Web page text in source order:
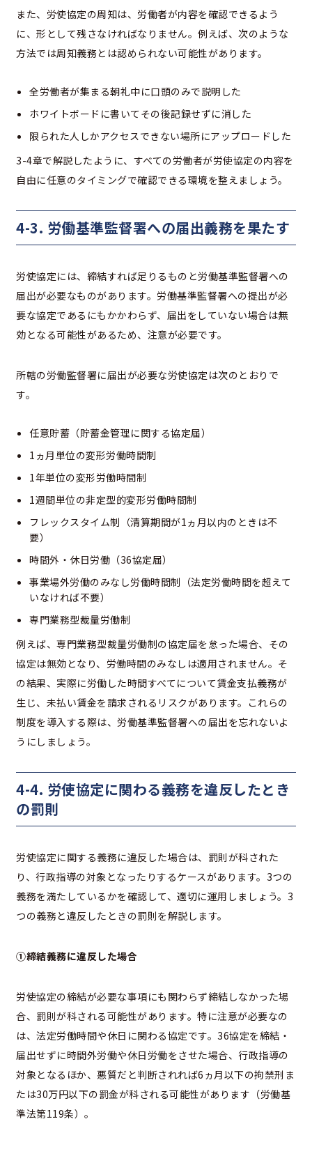
また、労使協定の周知は、労働者が内容を確認できるよう
に、形として残さなければなりません。例えば、次のような
方法では周知義務とは認められない可能性があります。
全労働者が集まる朝礼中に口頭のみで説明した
ホワイトボードに書いてその後記録せずに消した
限られた人しかアクセスできない場所にアップロードした
3-4章で解説したように、すべての労働者が労使協定の内容を
自由に任意のタイミングで確認できる環境を整えましょう。
4-3. 労働基準監督署への届出義務を果たす
労使協定には、締結すれば足りるものと労働基準監督署への
届出が必要なものがあります。労働基準監督署への提出が必
要な協定であるにもかかわらず、届出をしていない場合は無
効となる可能性があるため、注意が必要です。
所轄の労働監督署に届出が必要な労使協定は次のとおりで
す。
任意貯蓄（貯蓄金管理に関する協定届）
1ヵ月単位の変形労働時間制
1年単位の変形労働時間制
1週間単位の非定型的変形労働時間制
フレックスタイム制（清算期間が1ヵ月以内のときは不
要）
時間外・休日労働（36協定届）
事業場外労働のみなし労働時間制（法定労働時間を超えて
いなければ不要）
専門業務型裁量労働制
例えば、専門業務型裁量労働制の協定届を怠った場合、その
協定は無効となり、労働時間のみなしは適用されません。そ
の結果、実際に労働した時間すべてについて賃金支払義務が
生じ、未払い賃金を請求されるリスクがあります。これらの
制度を導入する際は、労働基準監督署への届出を忘れないよ
うにしましょう。
4-4. 労使協定に関わる義務を違反したとき
の罰則
労使協定に関する義務に違反した場合は、罰則が科された
り、行政指導の対象となったりするケースがあります。3つの
義務を満たしているかを確認して、適切に運用しましょう。3
つの義務と違反したときの罰則を解説します。
①締結義務に違反した場合
労使協定の締結が必要な事項にも関わらず締結しなかった場
合、罰則が科される可能性があります。特に注意が必要なの
は、法定労働時間や休日に関わる協定です。36協定を締結・
届出せずに時間外労働や休日労働をさせた場合、行政指導の
対象となるほか、悪質だと判断されれば6ヵ月以下の拘禁刑ま
たは30万円以下の罰金が科される可能性があります（労働基
準法第119条）。